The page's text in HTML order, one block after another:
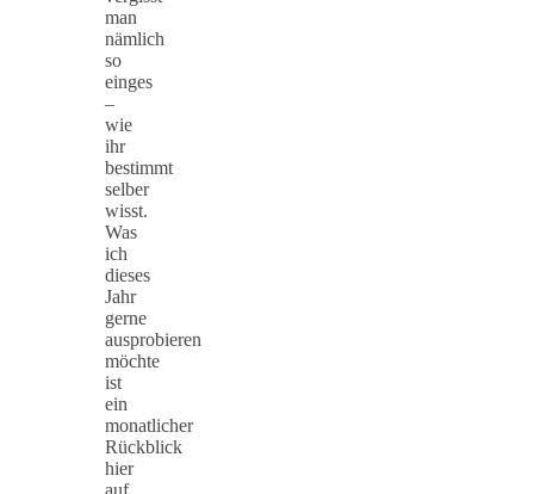
man
nämlich
so
einges
–
wie
ihr
bestimmt
selber
wisst.
Was
ich
dieses
Jahr
gerne
ausprobieren
möchte
ist
ein
monatlicher
Rückblick
hier
auf